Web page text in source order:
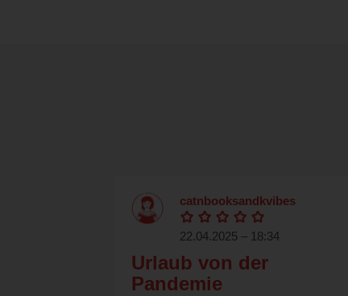
catnbooksandkvibes
22.04.2025 – 18:34
Urlaub von der
Pandemie